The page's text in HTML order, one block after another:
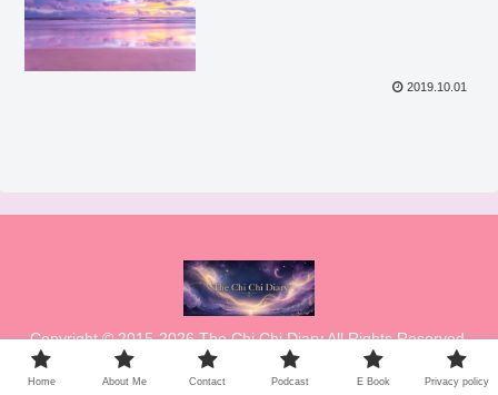
2019.10.01
Copyright © 2015-2026 The Chi Chi Diary All Rights Reserved.
Home About Me Contact Podcast E Book Privacy policy